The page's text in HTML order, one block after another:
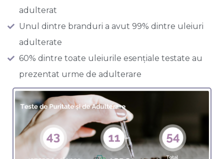
adulterat
Unul dintre branduri a avut 99% dintre uleiuri
adulterate
60% dintre toate uleiurile esențiale testate au
prezentat urme de adulterare